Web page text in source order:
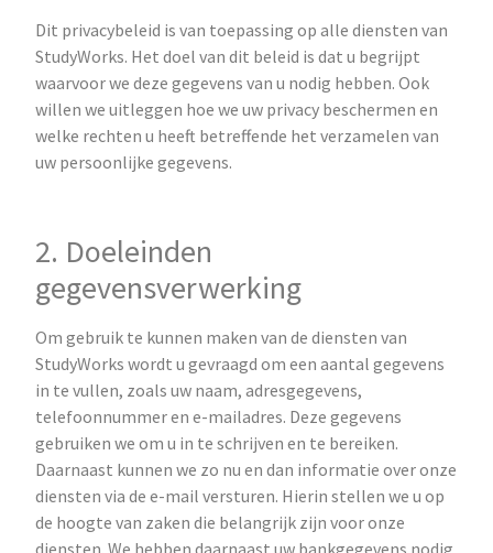
Dit privacybeleid is van toepassing op alle diensten van
StudyWorks. Het doel van dit beleid is dat u begrijpt
waarvoor we deze gegevens van u nodig hebben. Ook
willen we uitleggen hoe we uw privacy beschermen en
welke rechten u heeft betreffende het verzamelen van
uw persoonlijke gegevens.
2. Doeleinden
gegevensverwerking
Om gebruik te kunnen maken van de diensten van
StudyWorks wordt u gevraagd om een aantal gegevens
in te vullen, zoals uw naam, adresgegevens,
telefoonnummer en e-mailadres. Deze gegevens
gebruiken we om u in te schrijven en te bereiken.
Daarnaast kunnen we zo nu en dan informatie over onze
diensten via de e-mail versturen. Hierin stellen we u op
de hoogte van zaken die belangrijk zijn voor onze
diensten. We hebben daarnaast uw bankgegevens nodig